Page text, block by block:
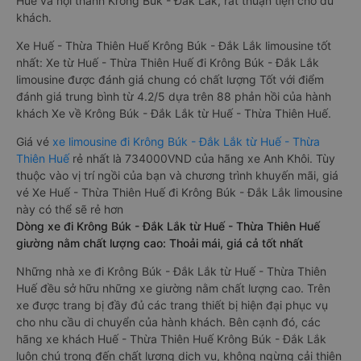
khách.
Xe Huế - Thừa Thiên Huế Krông Búk - Đắk Lắk limousine tốt
nhất: Xe từ Huế - Thừa Thiên Huế đi Krông Búk - Đắk Lắk
limousine được đánh giá chung có chất lượng Tốt với điểm
đánh giá trung bình từ 4.2/5 dựa trên 88 phản hồi của hành
khách Xe về Krông Búk - Đắk Lắk từ Huế - Thừa Thiên Huế.
Giá vé xe limousine đi Krông Búk - Đắk Lắk từ Huế - Thừa
Thiên Huếrẻ nhất là 734000VND của hãng xe Anh Khôi. Tùy
thuộc vào vị trí ngồi của bạn và chương trình khuyến mãi, giá
vé Xe Huế - Thừa Thiên Huế đi Krông Búk - Đắk Lắk limousine
này có thể sẽ rẻ hơn
Dòng xe đi Krông Búk - Đắk Lắk từ Huế - Thừa Thiên Huế
giường nằm chất lượng cao: Thoải mái, giá cả tốt nhất
Những nhà xe đi Krông Búk - Đắk Lắk từ Huế - Thừa Thiên
Huế đều sở hữu những xe giường nằm chất lượng cao. Trên
xe được trang bị đầy đủ các trang thiết bị hiện đại phục vụ
cho nhu cầu di chuyển của hành khách. Bên cạnh đó, các
hãng xe khách Huế - Thừa Thiên Huế Krông Búk - Đắk Lắk
luôn chú trọng đến chất lượng dịch vụ, không ngừng cải thiện